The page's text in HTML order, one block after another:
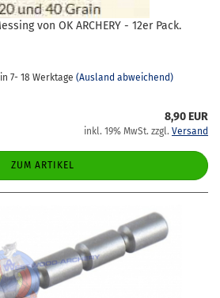
von OK AR­CHE­RY - 12er Pack.
7- 18 Werktage (Ausland abweichend)
8,90 EUR
inkl. 19% MwSt. zzgl. Versand
ZUM ARTIKEL